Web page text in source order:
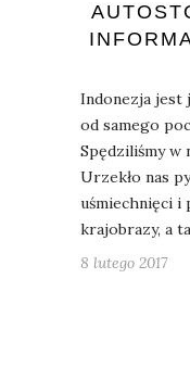
Indonezja jest
od samego
Spędziliśmy w
Urzekło nas
uśmiechnięci i
krajobrazy, a
8 lutego 2017